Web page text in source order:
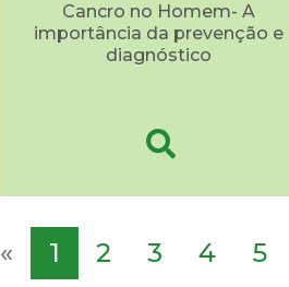
Cancro no Homem- A
importância da prevenção e
diagnóstico
« 1 2 3 4 5